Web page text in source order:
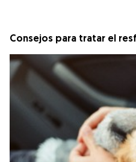
Consejos para tratar el